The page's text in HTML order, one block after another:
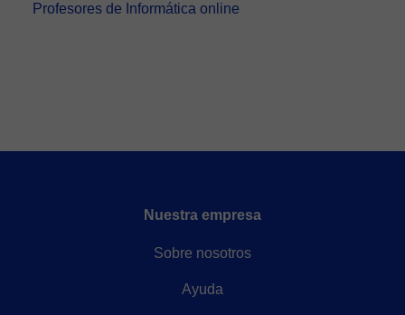
Profesores de Informática online
Nuestra empresa
Sobre nosotros
Ayuda